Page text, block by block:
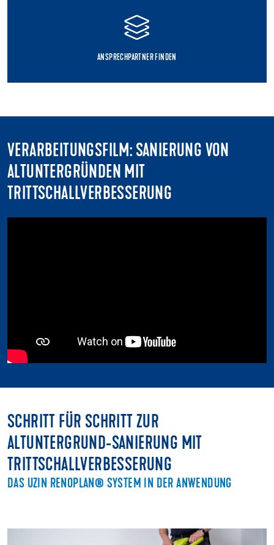
ANSPRECHPARTNER FINDEN
VERARBEITUNGSFILM: SANIERUNG VON
ALTUNTERGRÜNDEN MIT
TRITTSCHALLVERBESSERUNG
SCHRITT FÜR SCHRITT ZUR
ALTUNTERGRUND-SANIERUNG MIT
TRITTSCHALLVERBESSERUNG
DAS UZIN RENOPLAN® SYSTEM IN DER ANWENDUNG